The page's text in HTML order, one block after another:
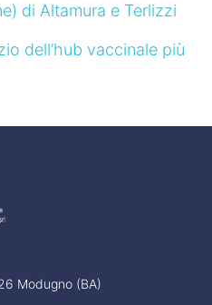
di Altamura e Terlizzi
dell’hub vaccinale più
Modugno (BA)